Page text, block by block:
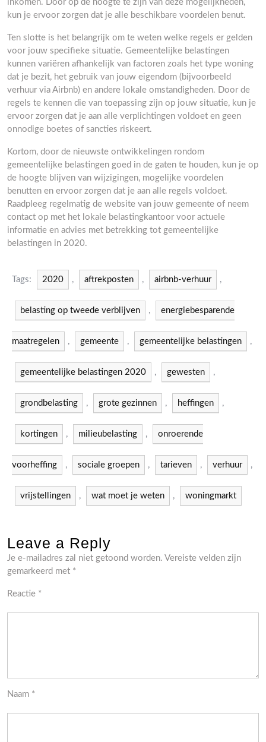
inkomen. Door op de hoogte te zijn van deze mogelijkheden,
kun je ervoor zorgen dat je alle beschikbare voordelen benut.
Ten slotte is het belangrijk om te weten welke regels er gelden
voor jouw specifieke situatie. Gemeentelijke belastingen
kunnen variëren afhankelijk van factoren zoals het type woning
dat je bezit, het gebruik van jouw eigendom (bijvoorbeeld
verhuur via Airbnb) en andere lokale omstandigheden. Door de
regels te kennen die van toepassing zijn op jouw situatie, kun je
ervoor zorgen dat je aan alle verplichtingen voldoet en geen
onnodige boetes of sancties riskeert.
Kortom, door de nieuwste ontwikkelingen rondom
gemeentelijke belastingen goed in de gaten te houden, kun je op
de hoogte blijven van wijzigingen, mogelijke voordelen
benutten en ervoor zorgen dat je aan alle regels voldoet.
Raadpleeg regelmatig de website van jouw gemeente of neem
contact op met het lokale belastingkantoor voor actuele
informatie en advies met betrekking tot gemeentelijke
belastingen in 2020.
Tags: 2020 , aftrekposten , airbnb-verhuur ,
belasting op tweede verblijven , energiebesparende
maatregelen , gemeente , gemeentelijke belastingen ,
gemeentelijke belastingen 2020 , gewesten ,
grondbelasting , grote gezinnen , heffingen ,
kortingen , milieubelasting , onroerende
voorheffing , sociale groepen , tarieven , verhuur ,
vrijstellingen , wat moet je weten , woningmarkt
Leave a Reply
Je e-mailadres zal niet getoond worden. Vereiste velden zijn
gemarkeerd met *
Reactie *
Naam *